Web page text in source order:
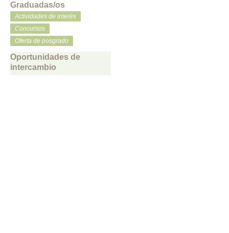
Graduadas/os
Actividades de interés
Concursos
Oferta de posgrado
Oportunidades de
intercambio